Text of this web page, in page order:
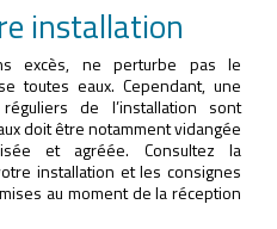
installation
excès, ne perturbe pas le
toutes eaux. Cependant, une
de l’installation sont
doit être notamment vidangée
et agréée. Consultez la
installation et les consignes
au moment de la réception